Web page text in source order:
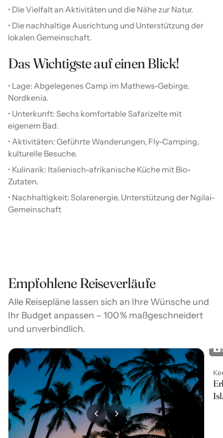
• Die Vielfalt an Aktivitäten und die Nähe zur Natur.
• Die nachhaltige Ausrichtung und Unterstützung der
lokalen Gemeinschaft.
Das Wichtigste auf einen Blick!
• Lage: Abgelegenes Camp im Mathews-Gebirge,
Nordkenia.
• Unterkunft: Sechs komfortable Safarizelte mit
eigenem Bad.
• Aktivitäten: Geführte Wanderungen, Fly-Camping,
kulturelle Besuche.
• Kulinarik: Italienisch-afrikanische Küche mit Bio-
Zutaten.
• Nachhaltigkeit: Solarenergie, Unterstützung der Ngilai-
Gemeinschaft
Empfohlene Reiseverläufe
Alle Reisepläne lassen sich an Ihre Wünsche und
Ihr Budget anpassen – 100 % maßgeschneidert
und unverbindlich.